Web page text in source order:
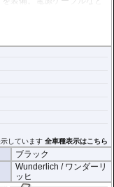
示しています全車種表示はこちら
ブラック
Wunderlich / ワンダーリ
ッヒ